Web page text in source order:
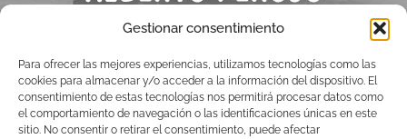
Gestionar consentimiento
Para ofrecer las mejores experiencias, utilizamos tecnologías como las
cookies para almacenar y/o acceder a la información del dispositivo. El
consentimiento de estas tecnologías nos permitirá procesar datos como
el comportamiento de navegación o las identificaciones únicas en este
sitio. No consentir o retirar el consentimiento, puede afectar
Copyright © 2026 albertoperojo.com